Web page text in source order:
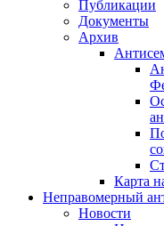
Публикации
Документы
Архив
Карта
Неправомерный
Новости